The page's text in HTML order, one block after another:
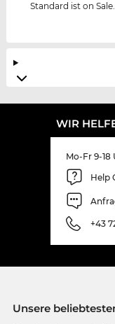
Standard ist on Sale.
WIR
Mo-Fr 9-18
Help
+43
Unsere